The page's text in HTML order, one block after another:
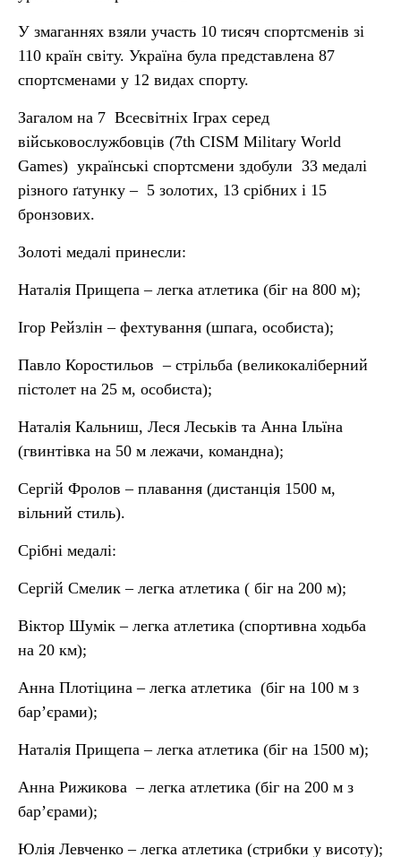
У змаганнях взяли участь 10 тисяч спортсменів зі
110 країн світу. Україна була представлена 87
спортсменами у 12 видах спорту.
Загалом на 7 Всесвітніх Іграх серед
військовослужбовців (7th CISM Military World
Games) українські спортсмени здобули 33 медалі
різного ґатунку – 5 золотих, 13 срібних і 15
бронзових.
Золоті медалі принесли:
Наталія Прищепа – легка атлетика (біг на 800 м);
Ігор Рейзлін – фехтування (шпага, особиста);
Павло Коростильов – стрільба (великокаліберний
пістолет на 25 м, особиста);
Наталія Кальниш, Леся Леськів та Анна Ільїна
(гвинтівка на 50 м лежачи, командна);
Сергій Фролов – плавання (дистанція 1500 м,
вільний стиль).
Срібні медалі:
Сергій Смелик – легка атлетика ( біг на 200 м);
Віктор Шумік – легка атлетика (спортивна ходьба
на 20 км);
Анна Плотіцина – легка атлетика (біг на 100 м з
бар’єрами);
Наталія Прищепа – легка атлетика (біг на 1500 м);
Анна Рижикова – легка атлетика (біг на 200 м з
бар’єрами);
Юлія Левченко – легка атлетика (стрибки у висоту);